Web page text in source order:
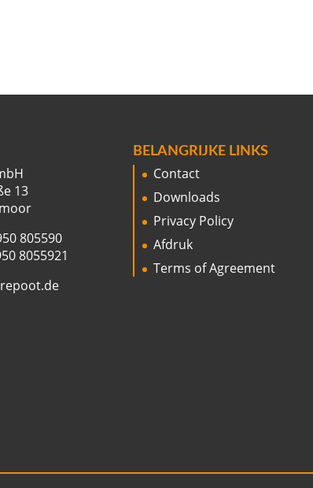
13
805590
8055921
BELANGRIJKE LINKS
Contact
Downloads
Privacy Policy
Afdruk
Terms of Agreement